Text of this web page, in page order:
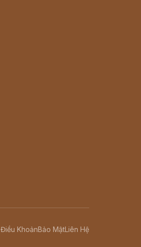
Điều KhoảnBảo MậtLiên Hệ